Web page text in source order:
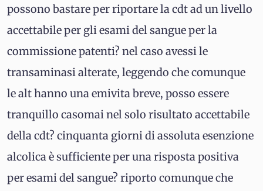
possono bastare per riportare la cdt ad un livello
accettabile per gli esami del sangue per la
commissione patenti? nel caso avessi le
transaminasi alterate, leggendo che comunque
le alt hanno una emivita breve, posso essere
tranquillo casomai nel solo risultato accettabile
della cdt? cinquanta giorni di assoluta esenzione
alcolica è sufficiente per una risposta positiva
per esami del sangue? riporto comunque che